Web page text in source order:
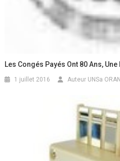
Les Congés Payés Ont 80 Ans,
1 juillet 2016 Auteur UNSa